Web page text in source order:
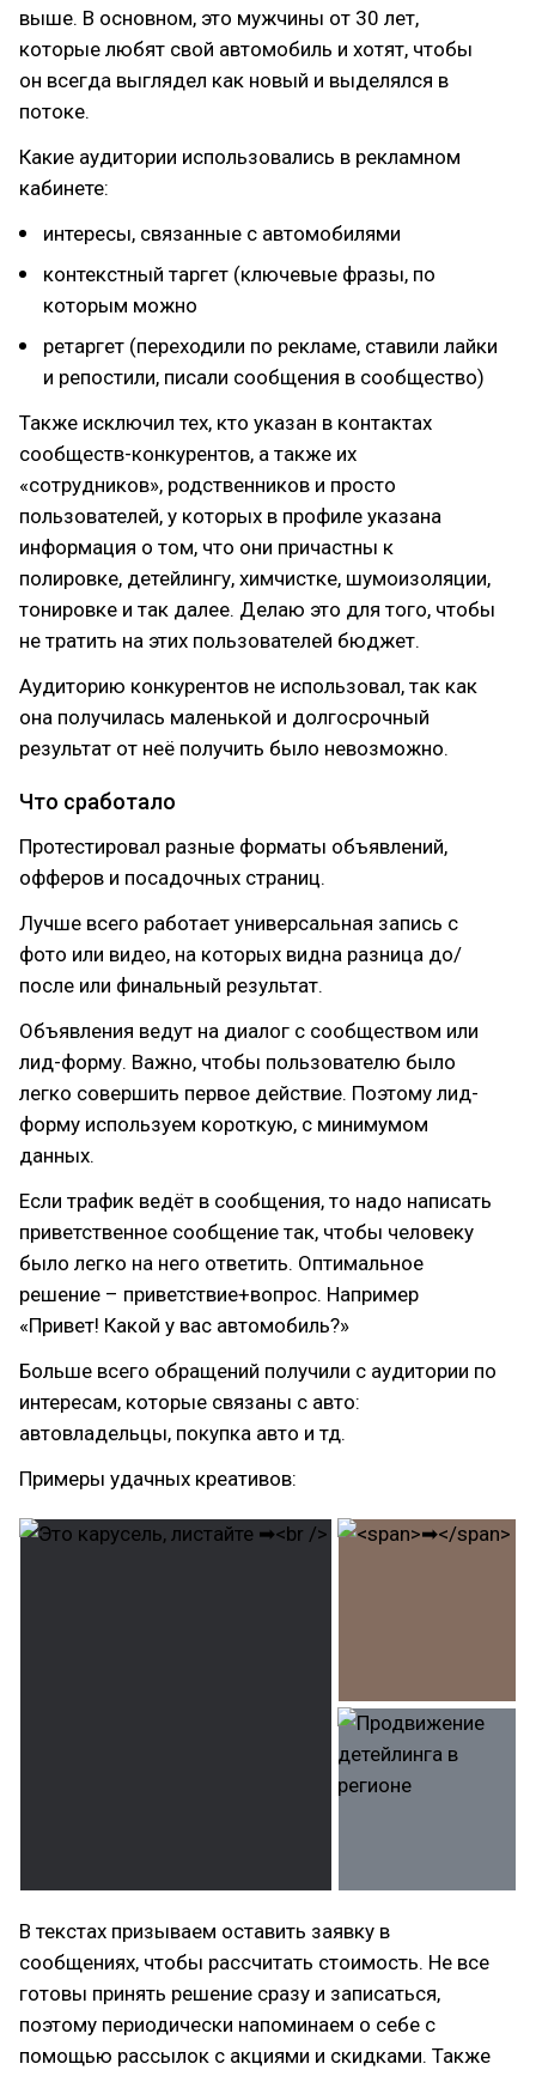
выше. В основном, это мужчины от 30 лет,
которые любят свой автомобиль и хотят, чтобы
он всегда выглядел как новый и выделялся в
потоке.
Какие аудитории использовались в рекламном
кабинете:
интересы, связанные с автомобилями
контекстный таргет (ключевые фразы, по
которым можно
ретаргет (переходили по рекламе, ставили лайки
и репостили, писали сообщения в сообщество)
Также исключил тех, кто указан в контактах
сообществ-конкурентов, а также их
«сотрудников», родственников и просто
пользователей, у которых в профиле указана
информация о том, что они причастны к
полировке, детейлингу, химчистке, шумоизоляции,
тонировке и так далее. Делаю это для того, чтобы
не тратить на этих пользователей бюджет.
Аудиторию конкурентов не использовал, так как
она получилась маленькой и долгосрочный
результат от неё получить было невозможно.
Что сработало
Протестировал разные форматы объявлений,
офферов и посадочных страниц.
Лучше всего работает универсальная запись с
фото или видео, на которых видна разница до/
после или финальный результат.
Объявления ведут на диалог с сообществом или
лид-форму. Важно, чтобы пользователю было
легко совершить первое действие. Поэтому лид-
форму используем короткую, с минимумом
данных.
Если трафик ведёт в сообщения, то надо написать
приветственное сообщение так, чтобы человеку
было легко на него ответить. Оптимальное
решение – приветствие+вопрос. Например
«Привет! Какой у вас автомобиль?»
Больше всего обращений получили с аудитории по
интересам, которые связаны с авто:
автовладельцы, покупка авто и тд.
Примеры удачных креативов:
В текстах призываем оставить заявку в
сообщениях, чтобы рассчитать стоимость. Не все
готовы принять решение сразу и записаться,
поэтому периодически напоминаем о себе с
помощью рассылок с акциями и скидками. Также